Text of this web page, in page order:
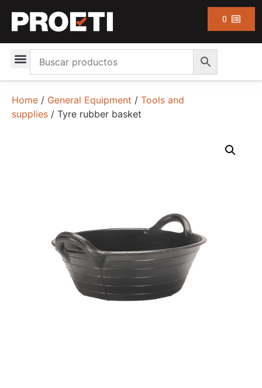
0
Home / General Equipment / Tools and
supplies / Tyre rubber basket